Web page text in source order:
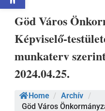
Göd Város
Képviselő-
munkaterv
2024.04.25.
Home / Archív /
Göd Város